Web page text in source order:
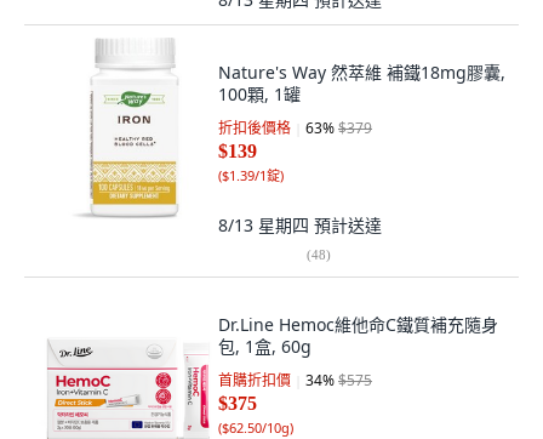
Nature's Way 然萃維 補鐵18mg膠囊,
100顆, 1罐
折扣後價格 63%$379
$139
($1.39/1錠)
8/13 星期四 預計送達
(48)
Dr.Line Hemoc維他命C鐵質補充隨身
包, 1盒, 60g
首購折扣價 34%$575
$375
($62.50/10g)